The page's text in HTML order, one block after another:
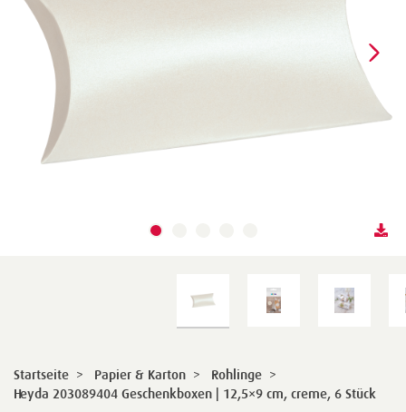
Startseite > Papier & Karton > Rohlinge >
Heyda 203089404 Geschenkboxen | 12,5×9 cm, creme, 6 Stück